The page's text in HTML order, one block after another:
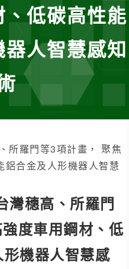
低碳高性能
人智慧感知
所羅門等3項計畫， 聚焦
鋁合金及人形機器人智慧
灣穗高、所羅門
度車用鋼材、低
機器人智慧感